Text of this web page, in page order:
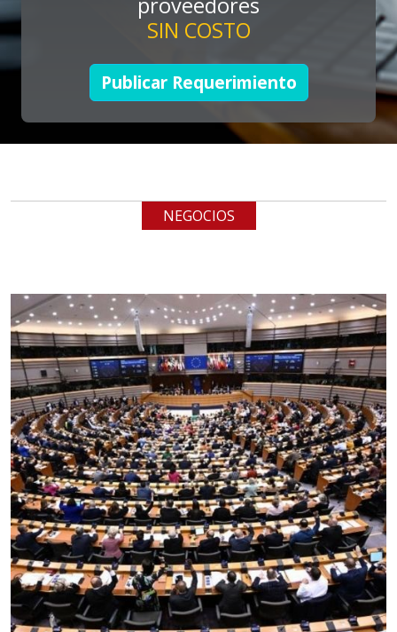
Aplicar al Requerimiento
Empresa en Jalisco
Requiere:
TUBERÍA INOXIDABLE
cualquiera
Empresa en Jalisco
Requiere:
LOGÍSTICA DE CARGA LLAVE
EN MANO
Especificaciones:
cualquiera
Aplicar al Requerimiento
Empresa en Jalisco
Requiere:
LOGÍSTICA
SIN COSTO
Publicar Requerimiento
NEGOCIOS